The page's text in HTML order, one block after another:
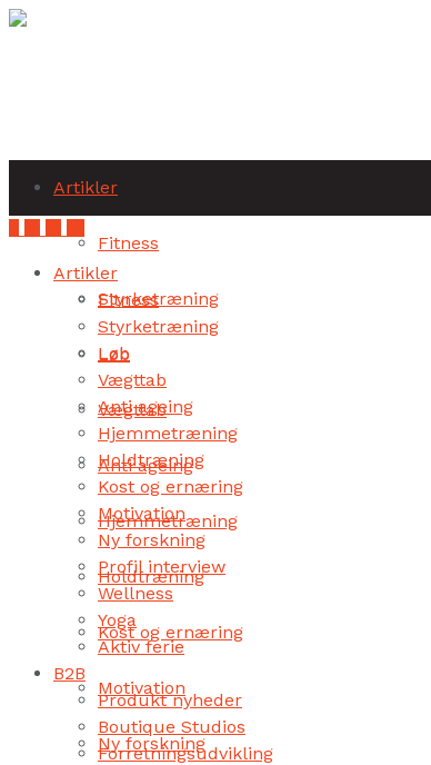
Artikler
Fitness
Styrketræning
Løb
Vægttab
Anti ageing
Hjemmetræning
Holdtræning
Kost og ernæring
Motivation
Ny forskning
Artikler
Fitness
Styrketræning
Løb
Vægttab
Anti ageing
Hjemmetræning
Holdtræning
Kost og ernæring
Motivation
Ny forskning
Profil interview
Wellness
Yoga
Aktiv ferie
B2B
Produkt nyheder
Boutique Studios
Forretningsudvikling